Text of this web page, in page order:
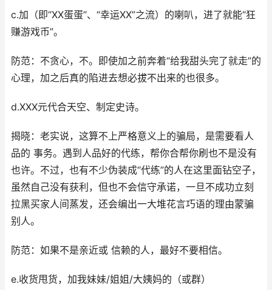
c.加（即“XX蛋蛋”、“幸运XX”之流）的喇叭，进了就能“狂
赚游戏币”。
防范：不贪心，不。即使加之前奔着“给我甜头完了就走”的
心理，加之后真的陷进去想必拔不出来的也很多。
d.XXX元代合天空、制定史诗。
揭晓：老实说，这算不上严格意义上的骗局，是需要看人
品的 事务。遇到人品好的代练，帮你合帮你刷也不是没有
也许。不过，也有不少伪装成“代练”的人在这里面钻空子，
虽然自己没有获利，但也不会信守承诺，一旦不成功立刻
拉黑买家人间蒸发，还会编出一大堆花言巧语的理由蒙骗
别人。
防范：如果不是亲近或 信赖的人，最好不要相信。
e.收货甩货，加我妹妹/姐姐/大姨妈的（或群）